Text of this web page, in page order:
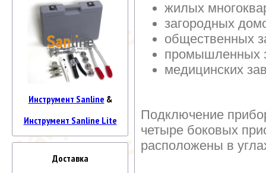
Инструмент Sanline &
Инструмент Sanline Lite
Доставка
жилых
загородных
общественных
промышленных
медицинских
Подключение
четыре боковых
расположены в